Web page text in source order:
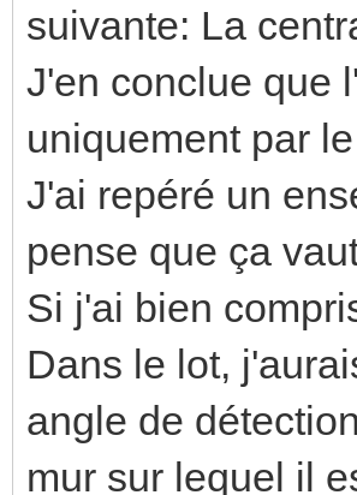
suivante: La
J'en conclue que
uniquement par
J'ai repéré un
pense que ça
Si j'ai bien
Dans le lot,
angle de
mur sur lequel il